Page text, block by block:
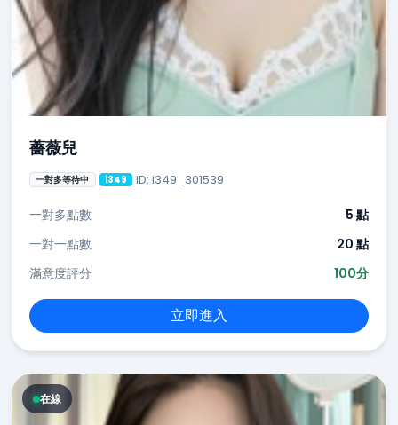
薔薇兒
一對多等待中 i349 ID: i349_301539
一對多點數
5 點
一對一點數
20 點
滿意度評分
100分
立即進入
在線